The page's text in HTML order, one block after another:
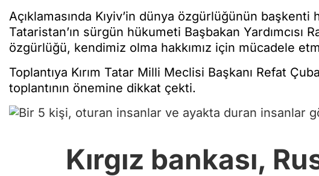
Açıklamasında Kıyiv’in dünya özgürlüğünün başkenti
Tataristan’ın sürgün hükumeti Başbakan Yardımcısı
özgürlüğü, kendimiz olma hakkımız için mücadele
Toplantıya Kırım Tatar Milli Meclisi Başkanı Refat
toplantının önemine dikkat çekti.
Kırgız bankası,